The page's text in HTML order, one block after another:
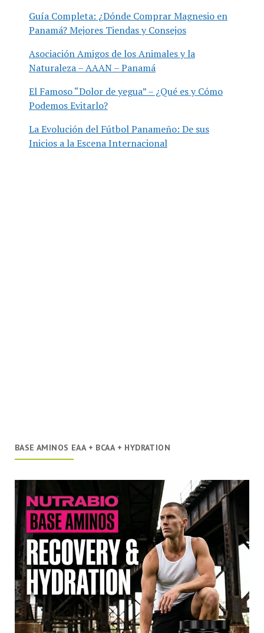
Guía Completa: ¿Dónde Comprar Magnesio en
Panamá? Mejores Tiendas y Consejos
Asociación Amigos de los Animales y la
Naturaleza – AAAN – Panamá
El Famoso “Dolor de yegua” – ¿Qué es y Cómo
Podemos Evitarlo?
La Evolución del Fútbol Panameño: De sus
Inicios a la Escena Internacional
BASE AMINOS EAA + BCAA + HYDRATION